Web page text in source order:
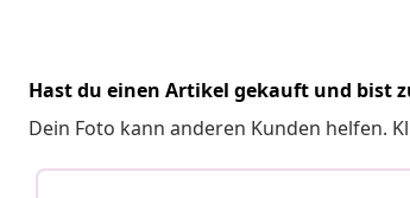
Hast du einen Artikel gekauft und bist
Dein Foto kann anderen Kunden helfen.